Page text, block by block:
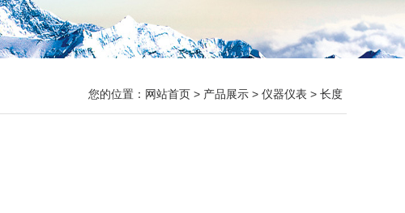
您的位置： 网站首页 > 产品展示 > 仪器仪表 > 长度